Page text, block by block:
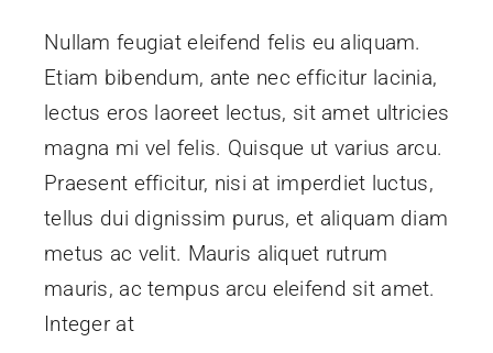
Nullam feugiat eleifend felis eu aliquam.
Etiam bibendum, ante nec efficitur lacinia,
lectus eros laoreet lectus, sit amet ultricies
magna mi vel felis. Quisque ut varius arcu.
Praesent efficitur, nisi at imperdiet luctus,
tellus dui dignissim purus, et aliquam diam
metus ac velit. Mauris aliquet rutrum
mauris, ac tempus arcu eleifend sit amet.
Integer at